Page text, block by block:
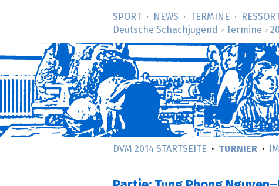
SPORT NEWS TERMINE
Deutsche Schachjugend
> Termine >
DVM 2014 STARTSEITE TURNIER